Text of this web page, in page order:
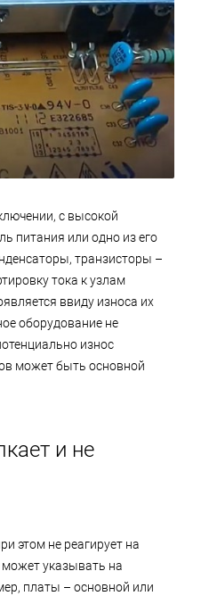
с высокой
питания или одно из его
транзисторы –
тока к узлам
ввиду износа их
оборудование не
износ
может быть основной
и не
этом не реагирует на
указывать на
платы – основной или